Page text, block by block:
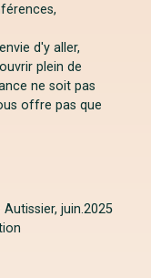
d'y aller,
plein de
ne soit pas
offre pas que
juin.2025